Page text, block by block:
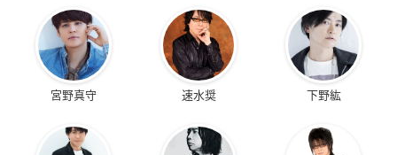
宮野真守 速水奨 下野紘